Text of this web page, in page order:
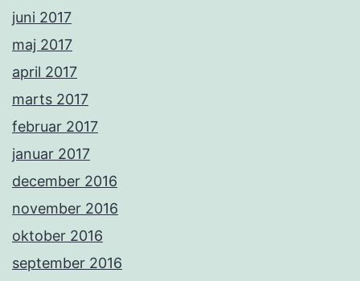
juni 2017
maj 2017
april 2017
marts 2017
februar 2017
januar 2017
december 2016
november 2016
oktober 2016
september 2016